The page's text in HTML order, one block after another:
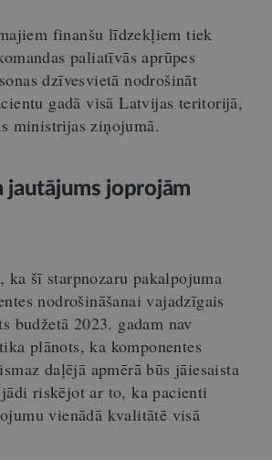
finanšu līdzekļiem tiek
paliatīvās aprūpes
dzīvesvietā nodrošināt
gadā visā Latvijas teritorijā,
ministrijas ziņojumā.
jautājums joprojām
, ka šī starpnozaru pakalpojuma
nodrošināšanai vajadzīgais
budžetā 2023. gadam nav
plānots, ka komponentes
daļējā apmērā būs jāiesaista
riskējot ar to, ka pacienti
vienādā kvalitātē visā